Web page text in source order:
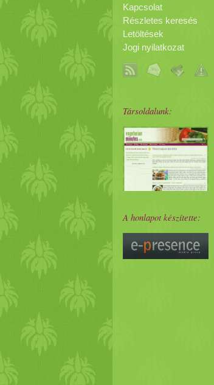
Kapcsolat
Részletes keresés
Letöltések
Jogi nyilatkozat
Társoldalunk:
A honlapot készítette: